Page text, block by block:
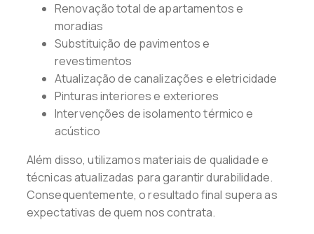
Renovação total de apartamentos e
moradias
Substituição de pavimentos e
revestimentos
Atualização de canalizações e eletricidade
Pinturas interiores e exteriores
Intervenções de isolamento térmico e
acústico
Além disso, utilizamos materiais de qualidade e
técnicas atualizadas para garantir durabilidade.
Consequentemente, o resultado final supera as
expectativas de quem nos contrata.